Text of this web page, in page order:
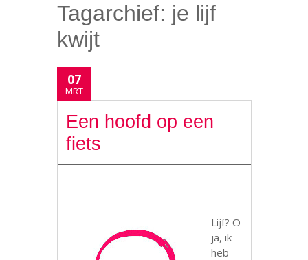
Tagarchief: je lijf
kwijt
07
MRT
Een hoofd op een
fiets
Lijf? O
ja, ik
heb